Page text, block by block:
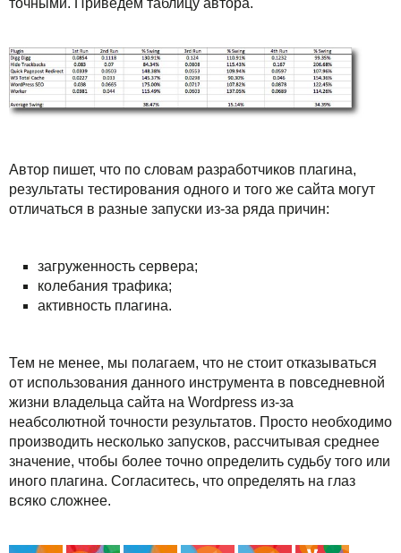
Автор пишет, что по словам разработчиков плагина,
результаты тестирования одного и того же сайта могут
отличаться в разные запуски из-за ряда причин:
загруженность сервера;
колебания трафика;
активность плагина.
Тем не менее, мы полагаем, что не стоит отказываться
от использования данного инструмента в повседневной
жизни владельца сайта на Wordpress из-за
неабсолютной точности результатов. Просто необходимо
производить несколько запусков, рассчитывая среднее
значение, чтобы более точно определить судьбу того или
иного плагина. Согласитесь, что определять на глаз
всяко сложнее.